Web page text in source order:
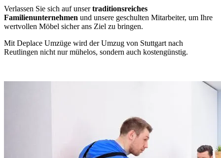
Verlassen Sie sich auf unsertraditionsreiches
Familienunternehmen und unsere geschulten Mitarbeiter, um Ihre
wertvollen Möbel sicher ans Ziel zu bringen.
Mit Deplace Umzüge wird der Umzug von Stuttgart nach
Reutlingen nicht nur mühelos, sondern auch kostengünstig.